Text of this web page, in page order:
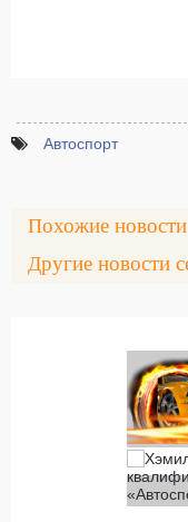
Автоспорт
Похожие новости
Другие новости